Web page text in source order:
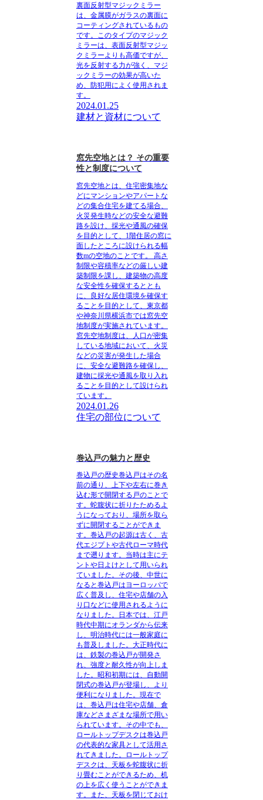
裏面反射型マジックミラー
は、金属膜がガラスの裏面に
コーティングされているもの
です。このタイプのマジック
ミラーは、表面反射型マジッ
クミラーよりも高価ですが、
光を反射する力が強く、マジ
ックミラーの効果が高いた
め、防犯用によく使用されま
す。
2024.01.25
建材と資材について
窓先空地とは？ その重要
性と制度について
窓先空地とは、住宅密集地な
どにマンションやアパートな
どの集合住宅を建てる場合、
火災発生時などの安全な避難
路を設け、採光や通風の確保
を目的として、1階住居の窓に
面したところに設けられる幅
数mの空地のことです。
高さ
制限や容積率などの厳しい建
築制限を課し、建築物の高度
な安全性を確保するととも
に、良好な居住環境を確保す
ることを目的として、東京都
や神奈川県横浜市では窓先空
地制度が実施されています。
窓先空地制度は、人口が密集
している地域において、火災
などの災害が発生した場合
に、安全な避難路を確保し、
建物に採光や通風を取り入れ
ることを目的として設けられ
ています。
2024.01.26
住宅の部位について
巻込戸の魅力と歴史
巻込戸の歴史巻込戸はその名
前の通り、上下や左右に巻き
込む形で開閉する戸のことで
す。蛇腹状に折りたためるよ
うになっており、場所を取ら
ずに開閉することができま
す。巻込戸の起源は古く、古
代エジプトや古代ローマ時代
まで遡ります。当時は主にテ
ントや日よけとして用いられ
ていました。その後、中世に
なると巻込戸はヨーロッパで
広く普及し、住宅や店舗の入
り口などに使用されるように
なりました。日本では、江戸
時代中期にオランダから伝来
し、明治時代には一般家庭に
も普及しました。大正時代に
は、鉄製の巻込戸が開発さ
れ、強度と耐久性が向上しま
した。昭和初期には、自動開
閉式の巻込戸が登場し、より
便利になりました。現在で
は、巻込戸は住宅や店舗、倉
庫などさまざまな場所で用い
られています。その中でも、
ロールトップデスクは巻込戸
の代表的な家具として活用さ
れてきました。ロールトップ
デスクは、天板を蛇腹状に折
り畳むことができるため、机
の上を広く使うことができま
す。また、天板を閉じておけ